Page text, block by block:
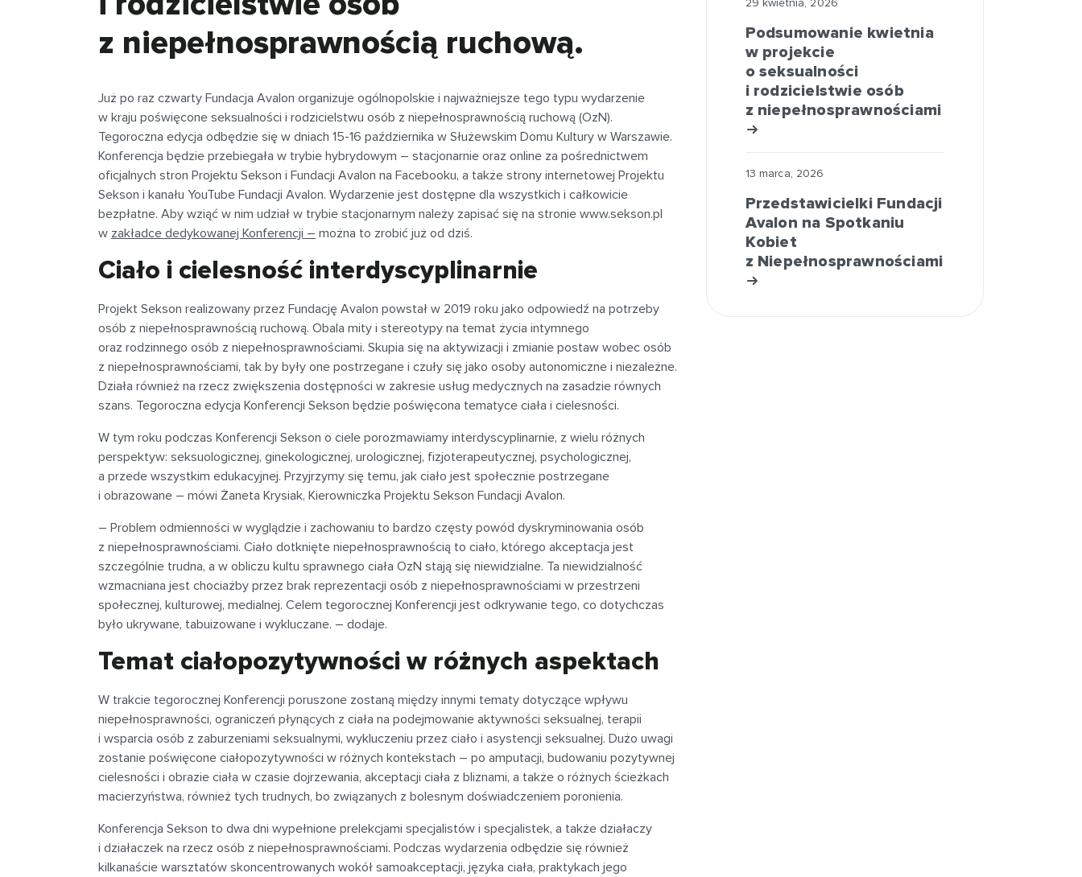
z niepełnosprawnością ruchową.
Już po raz czwarty Fundacja Avalon organizuje ogólnopolskie i najważniejsze tego typu wydarzenie
w kraju poświęcone seksualności i rodzicielstwu osób z niepełnosprawnością ruchową (OzN).
Tegoroczna edycja odbędzie się w dniach 15-16 października w Służewskim Domu Kultury w Warszawie.
Konferencja będzie przebiegała w trybie hybrydowym – stacjonarnie oraz online za pośrednictwem
oficjalnych stron Projektu Sekson i Fundacji Avalon na Facebooku, a także strony internetowej Projektu
Sekson i kanału YouTube Fundacji Avalon. Wydarzenie jest dostępne dla wszystkich i całkowicie
bezpłatne. Aby wziąć w nim udział w trybie stacjonarnym należy zapisać się na stronie www.sekson.pl
w zakładce dedykowanej Konferencji – można to zrobić już od dziś.
Ciało i cielesność interdyscyplinarnie
Projekt Sekson realizowany przez Fundację Avalon powstał w 2019 roku jako odpowiedź na potrzeby
osób z niepełnosprawnością ruchową. Obala mity i stereotypy na temat życia intymnego
oraz rodzinnego osób z niepełnosprawnościami. Skupia się na aktywizacji i zmianie postaw wobec osób
z niepełnosprawnościami, tak by były one postrzegane i czuły się jako osoby autonomiczne i niezależne.
Działa również na rzecz zwiększenia dostępności w zakresie usług medycznych na zasadzie równych
szans. Tegoroczna edycja Konferencji Sekson będzie poświęcona tematyce ciała i cielesności.
W tym roku podczas Konferencji Sekson o ciele porozmawiamy interdyscyplinarnie, z wielu różnych
perspektyw: seksuologicznej, ginekologicznej, urologicznej, fizjoterapeutycznej, psychologicznej,
a przede wszystkim edukacyjnej. Przyjrzymy się temu, jak ciało jest społecznie postrzegane
i obrazowane – mówi Żaneta Krysiak, Kierowniczka Projektu Sekson Fundacji Avalon.
– Problem odmienności w wyglądzie i zachowaniu to bardzo częsty powód dyskryminowania osób
z niepełnosprawnościami. Ciało dotknięte niepełnosprawnością to ciało, którego akceptacja jest
szczególnie trudna, a w obliczu kultu sprawnego ciała OzN stają się niewidzialne. Ta niewidzialność
wzmacniana jest chociażby przez brak reprezentacji osób z niepełnosprawnościami w przestrzeni
społecznej, kulturowej, medialnej. Celem tegorocznej Konferencji jest odkrywanie tego, co dotychczas
było ukrywane, tabuizowane i wykluczane. – dodaje.
Temat ciałopozytywności w różnych aspektach
W trakcie tegorocznej Konferencji poruszone zostaną między innymi tematy dotyczące wpływu
niepełnosprawności, ograniczeń płynących z ciała na podejmowanie aktywności seksualnej, terapii
i wsparcia osób z zaburzeniami seksualnymi, wykluczeniu przez ciało i asystencji seksualnej. Dużo uwagi
zostanie poświęcone ciałopozytywności w różnych kontekstach – po amputacji, budowaniu pozytywnej
cielesności i obrazie ciała w czasie dojrzewania, akceptacji ciała z bliznami, a także o różnych ścieżkach
macierzyństwa, również tych trudnych, bo związanych z bolesnym doświadczeniem poronienia.
Konferencja Sekson to dwa dni wypełnione prelekcjami specjalistów i specjalistek, a także działaczy
i działaczek na rzecz osób z niepełnosprawnościami. Podczas wydarzenia odbędzie się również
kilkanaście warsztatów skoncentrowanych wokół samoakceptacji, języka ciała, praktykach jego
29 kwietnia, 2026
Podsumowanie kwietnia
w projekcie
o seksualności
i rodzicielstwie osób
z niepełnosprawnościami
13 marca, 2026
Przedstawicielki Fundacji
Avalon na Spotkaniu
Kobiet
z Niepełnosprawnościami